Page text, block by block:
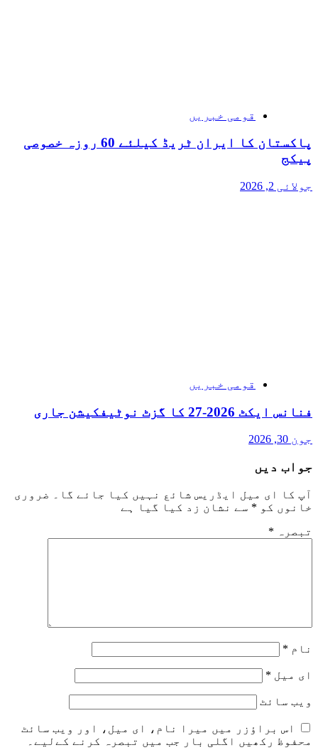
قومی خبریں
پاکستان کا ایران ٹریڈ کیلئے 60 روزہ خصوصی
پیکج
جولائی 2, 2026
قومی خبریں
فنانس ایکٹ 2026-27 کا گزٹ نوٹیفکیشن جاری
جون 30, 2026
جواب دیں
آپ کا ای میل ایڈریس شائع نہیں کیا جائے گا۔
ضروری
خانوں کو * سے نشان زد کیا گیا ہے
تبصرہ *
نام *
ای میل *
ویب‌ سائٹ
اس براؤزر میں میرا نام، ای میل، اور ویب سائٹ
محفوظ رکھیں اگلی بار جب میں تبصرہ کرنے کےلیے۔